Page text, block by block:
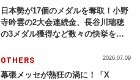
日本勢が17個のメダルを奪取！小野
寺吟雲の2大会連続金、長谷川瑞穂
の3メダル獲得など数々の快挙をプ
2026」
OTHERS
幕張メッセが熱狂の渦に！「X
2026.07.09